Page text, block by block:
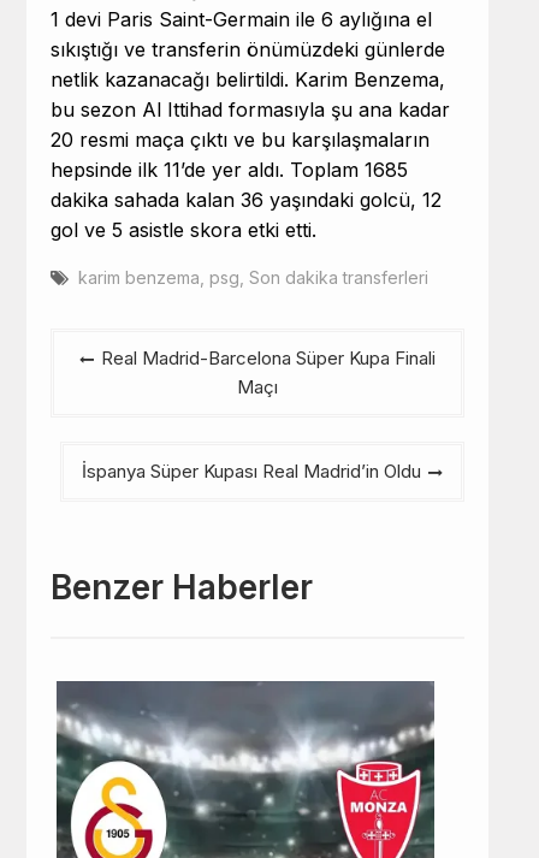
1 devi Paris Saint-Germain ile 6 aylığına el
sıkıştığı ve transferin önümüzdeki günlerde
netlik kazanacağı belirtildi. Karim Benzema,
bu sezon Al Ittihad formasıyla şu ana kadar
20 resmi maça çıktı ve bu karşılaşmaların
hepsinde ilk 11’de yer aldı. Toplam 1685
dakika sahada kalan 36 yaşındaki golcü, 12
gol ve 5 asistle skora etki etti.
karim benzema psg Son dakika transferleri
Real Madrid-Barcelona Süper Kupa Finali
Maçı
İspanya Süper Kupası Real Madrid’in Oldu
Benzer Haberler